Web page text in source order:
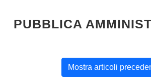
PUBBLICA
Mostra articoli